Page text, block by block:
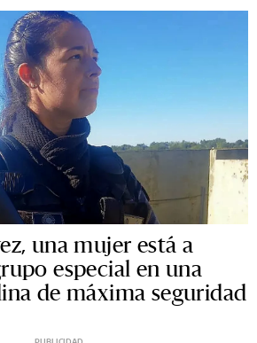
una mujer está a
especial en una
de máxima seguridad